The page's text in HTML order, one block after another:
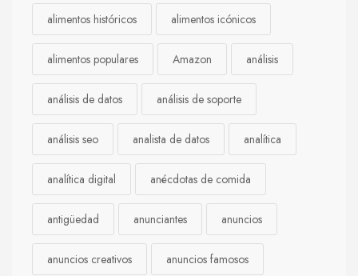
alimentos históricos alimentos icónicos
alimentos populares Amazon análisis
análisis de datos análisis de soporte
análisis seo analista de datos analítica
analítica digital anécdotas de comida
antigüedad anunciantes anuncios
anuncios creativos anuncios famosos